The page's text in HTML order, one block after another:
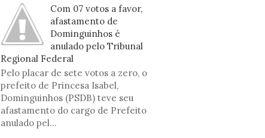
Com 07 votos a favor,
afastamento de
Dominguinhos é
anulado pelo Tribunal
Regional Federal
Pelo placar de sete votos a zero, o
prefeito de Princesa Isabel,
Dominguinhos (PSDB) teve seu
afastamento do cargo de Prefeito
anulado pel...